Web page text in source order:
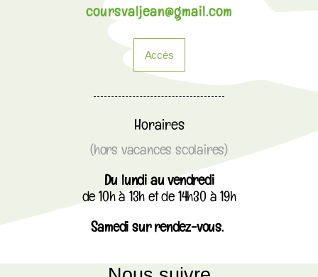
coursvaljean@gmail.com
Accès
Horaires
(hors vacances scolaires)
Du lundi au vendredi
de 10h à 13h et de 14h30 à 19h
Samedi sur rendez-vous.